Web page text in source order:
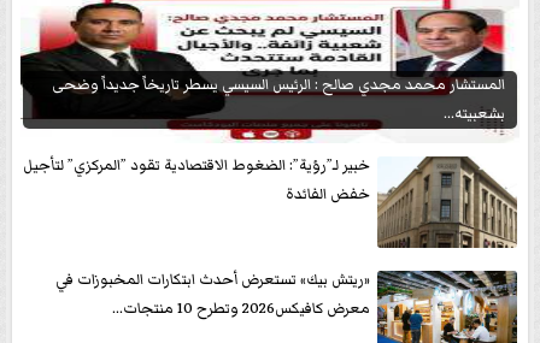
المستشار محمد مجدي صالح : الرئيس السيسي يسطر تاريخاً جديداً وضحى
بشعبيته...
خبير لـ”رؤية”: الضغوط الاقتصادية تقود ”المركزي” لتأجيل
خفض الفائدة
«ريتش بيك» تستعرض أحدث ابتكارات المخبوزات في
معرض كافيكس2026 وتطرح 10 منتجات...